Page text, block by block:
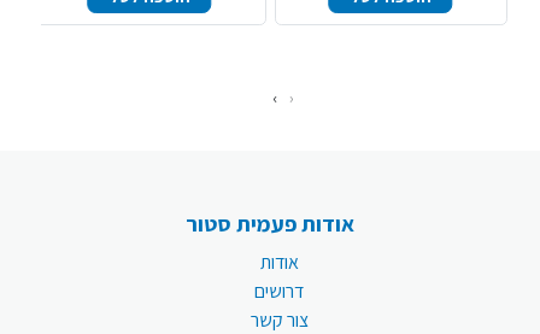
‹
›
אודות פעמית סטור
אודות
דרושים
צור קשר